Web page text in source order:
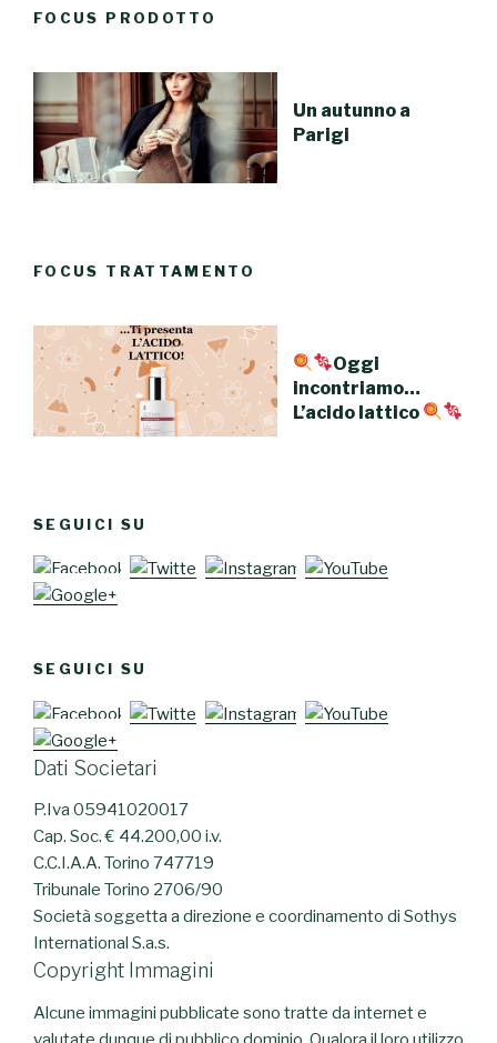
FOCUS PRODOTTO
Un autunno a
Parigi
FOCUS TRATTAMENTO
Oggi
incontriamo…
L’acido lattico
SEGUICI SU
SEGUICI SU
Dati Societari
P.Iva 05941020017
Cap. Soc. € 44.200,00 i.v.
C.C.I.A.A. Torino 747719
Tribunale Torino 2706/90
Società soggetta a direzione e coordinamento di Sothys
International S.a.s.
Copyright Immagini
Alcune immagini pubblicate sono tratte da internet e